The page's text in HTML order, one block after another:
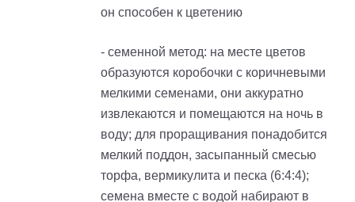
он способен к цветению
- семенной метод: на месте цветов
образуются коробочки с коричневыми
мелкими семенами, они аккуратно
извлекаются и помещаются на ночь в
воду; для проращивания понадобится
мелкий поддон, засыпанный смесью
торфа, вермикулита и песка (6:4:4);
семена вместе с водой набирают в